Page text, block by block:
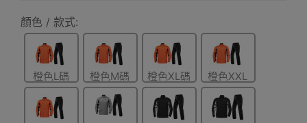
顏色 / 款式:
橙色L碼 橙色M碼 橙色XL碼
橙色XXL
碼